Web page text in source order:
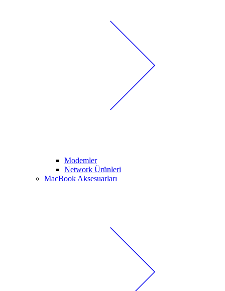
Modemler
Network Ürünleri
MacBook Aksesuarları